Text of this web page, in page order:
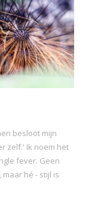
besloot mijn
zelf.' Ik noem het
fever. Geen
hé - stijl is